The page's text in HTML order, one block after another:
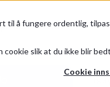
til å fungere ordentlig,
cookie slik at du ikke blir
Cookie